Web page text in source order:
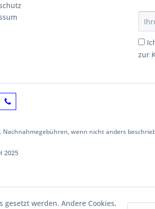
zur
Nachnahmegebühren, wenn nicht anders
2025
werden. Andere Cookies,